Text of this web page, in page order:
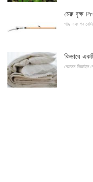
মেরু বৃক্ষ
গাছ এবং শব
কিভাবে
বেডরুম ডিজাইন